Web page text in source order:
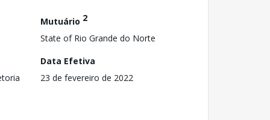
Mutuário 2
State of Rio Grande do Norte
Data Efetiva
23 de fevereiro de 2022